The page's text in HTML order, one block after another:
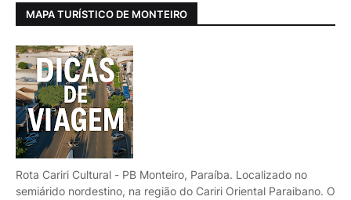
MAPA TURÍSTICO DE MONTEIRO
Rota Cariri Cultural - PB Monteiro, Paraíba. Localizado no
semiárido nordestino, na região do Cariri Oriental Paraibano. O